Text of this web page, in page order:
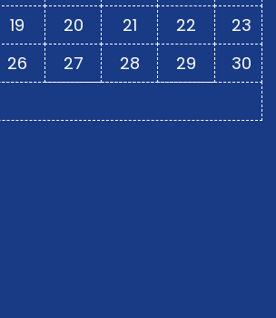
19 20 21 22
23
26 27 28 29
30